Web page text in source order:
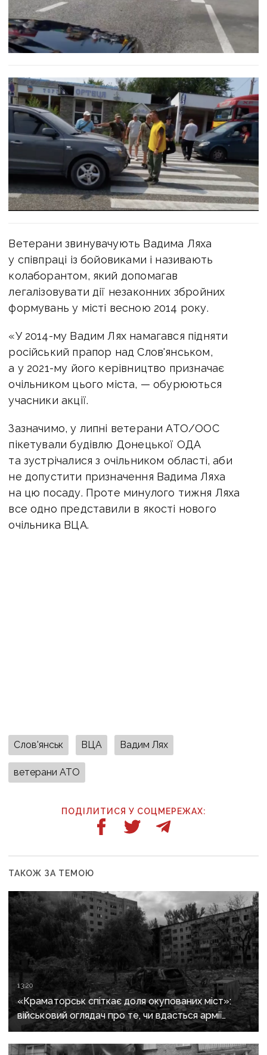
Ветерани звинувачують Вадима Ляха
у співпраці із бойовиками і називають
колаборантом, який допомагав
легалізовувати дії незаконних збройних
формувань у місті весною 2014 року.
«У 2014-му Вадим Лях намагався підняти
російський прапор над Слов'янськом,
а у 2021-му його керівництво призначає
очільником цього міста, — обурюються
учасники акції.
Зазначимо, у липні ветерани АТО/ООС
пікетували будівлю Донецької ОДА
та зустрічалися з очільником області, аби
не допустити призначення Вадима Ляха
на цю посаду. Проте минулого тижня Ляха
все одно представили в якості нового
очільника ВЦА.
Слов'янськ ВЦА Вадим Лях
ветерани АТО
ПОДІЛИТИСЯ У СОЦМЕРЕЖАХ:
ТАКОЖ ЗА ТЕМОЮ
13:20
«Краматорськ спіткає доля окупованих міст»:
військовий оглядач про те, чи вдасться армії
рф захопити останню агломерацію Донеччини до
кінця 2026 року